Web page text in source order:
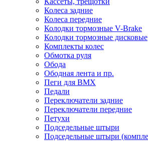
Колеса задние
Колеса передние
Колодки тормозные V-Brake
Колодки тормозные дисковые
Комплекты колес
Обмотка руля
Обода
Ободная лента и пр.
Пеги для BMX
Педали
Переключатели задние
Переключатели передние
Петухи
Подседельные штыри
Подседельные штыри